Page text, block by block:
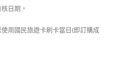
日期，
用國民旅遊卡刷卡當日(即訂購成